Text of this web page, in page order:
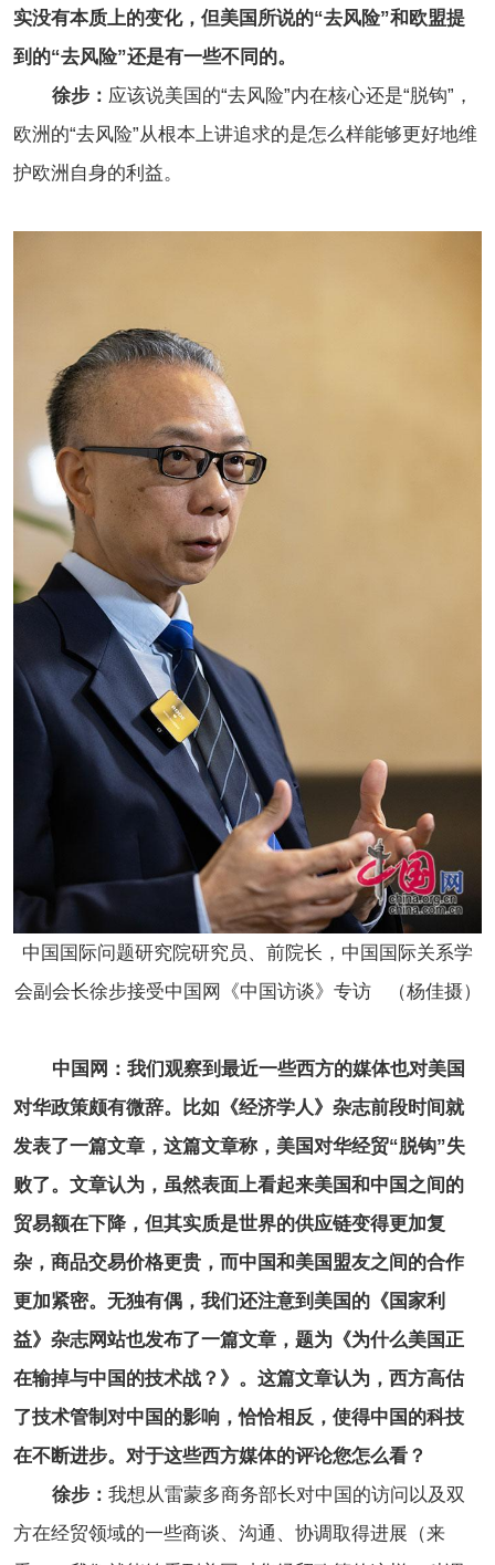
实没有本质上的变化，但美国所说的“去风险”和欧盟提
到的“去风险”还是有一些不同的。
徐步： 应该说美国的“去风险”内在核心还是“脱钩”，
欧洲的“去风险”从根本上讲追求的是怎么样能够更好地维
护欧洲自身的利益。
中国国际问题研究院研究员、前院长，中国国际关系学
会副会长徐步接受中国网《中国访谈》专访 （杨佳摄）
中国网：我们观察到最近一些西方的媒体也对美国
对华政策颇有微辞。比如《经济学人》杂志前段时间就
发表了一篇文章，这篇文章称，美国对华经贸“脱钩”失
败了。文章认为，虽然表面上看起来美国和中国之间的
贸易额在下降，但其实质是世界的供应链变得更加复
杂，商品交易价格更贵，而中国和美国盟友之间的合作
更加紧密。无独有偶，我们还注意到美国的《国家利
益》杂志网站也发布了一篇文章，题为《为什么美国正
在输掉与中国的技术战？》。这篇文章认为，西方高估
了技术管制对中国的影响，恰恰相反，使得中国的科技
在不断进步。对于这些西方媒体的评论您怎么看？
徐步： 我想从雷蒙多商务部长对中国的访问以及双
方在经贸领域的一些商谈、沟通、协调取得进展（来